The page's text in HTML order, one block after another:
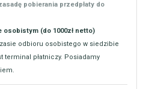
pobierania przedpłaty do
osobistym (do 1000zł netto)
odbioru osobistego w siedzibie
terminal płatniczy. Posiadamy